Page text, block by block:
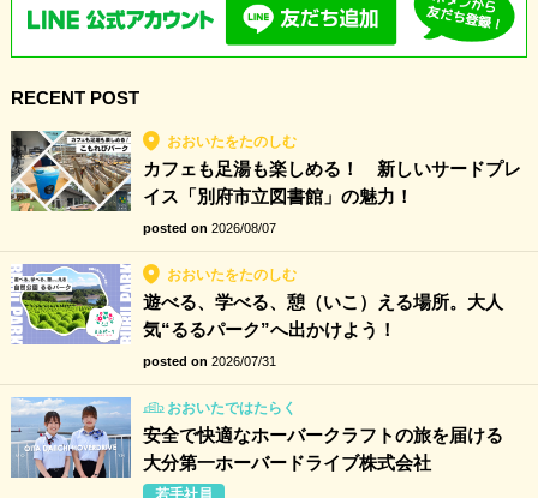
RECENT POST
おおいたをたのしむ
カフェも足湯も楽しめる！ 新しいサードプレ
イス「別府市立図書館」の魅力！
posted on 2026/08/07
おおいたをたのしむ
遊べる、学べる、憩（いこ）える場所。大人
気“るるパーク”へ出かけよう！
posted on 2026/07/31
おおいたではたらく
安全で快適なホーバークラフトの旅を届ける
大分第一ホーバードライブ株式会社
若手社員